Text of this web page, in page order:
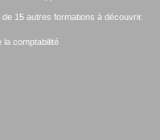
de 15 autres formations à découvrir.
la comptabilité